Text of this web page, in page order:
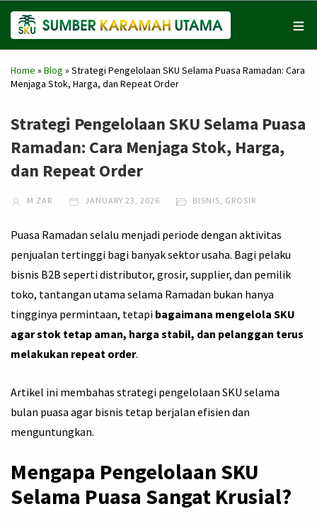
Home » Blog » Strategi Pengelolaan SKU Selama Puasa Ramadan: Cara
Menjaga Stok, Harga, dan Repeat Order
Strategi Pengelolaan SKU Selama Puasa
Ramadan: Cara Menjaga Stok, Harga,
dan Repeat Order
M ZAR JANUARY 23, 2026 BISNIS, GROSIR
Puasa Ramadan selalu menjadi periode dengan aktivitas
penjualan tertinggi bagi banyak sektor usaha. Bagi pelaku
bisnis B2B seperti distributor, grosir, supplier, dan pemilik
toko, tantangan utama selama Ramadan bukan hanya
tingginya permintaan, tetapi bagaimana mengelola SKU
agar stok tetap aman, harga stabil, dan pelanggan terus
melakukan repeat order.
Artikel ini membahas strategi pengelolaan SKU selama
bulan puasa agar bisnis tetap berjalan efisien dan
menguntungkan.
Mengapa Pengelolaan SKU
Selama Puasa Sangat Krusial?